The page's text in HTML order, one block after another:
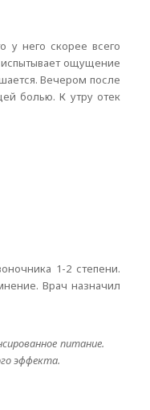
у него скорее всего
ощущение
Вечером после
болью. К утру отек
1-2 степени.
Врач назначил
питание.
эффекта.